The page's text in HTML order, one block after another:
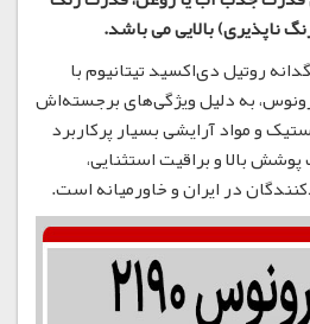
ناپذیری) بالایی می باشد.
2190، یک رنگدانه روتیل دی‌اکسید تیتانیوم با
به دلیل ویژگی‌های برجسته‌اش
و مواد آرایشی بسیار پرکاربرد
بالا و براقیت استثنایی،
در ایران و خاورمیانه است.